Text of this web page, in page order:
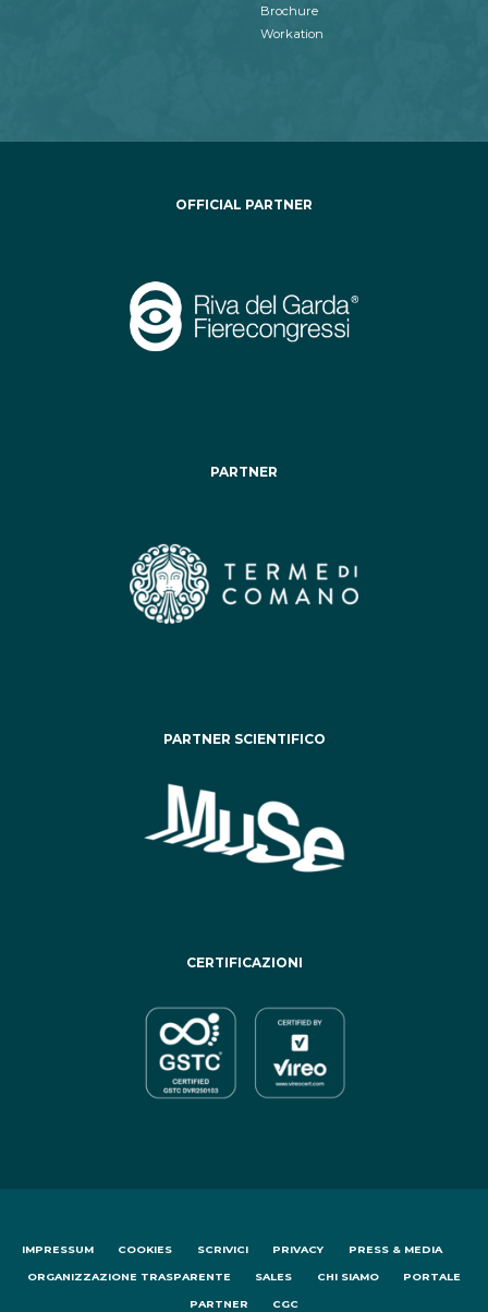
Brochure
Workation
OFFICIAL PARTNER
PARTNER
PARTNER SCIENTIFICO
CERTIFICAZIONI
IMPRESSUM COOKIES SCRIVICI PRIVACY PRESS & MEDIA
ORGANIZZAZIONE TRASPARENTE SALES CHI SIAMO PORTALE
PARTNER CGC